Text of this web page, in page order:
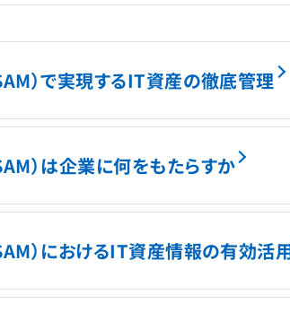
）で実現するIT資産の徹底管理
）は企業に何をもたらすか
）におけるIT資産情報の有効活